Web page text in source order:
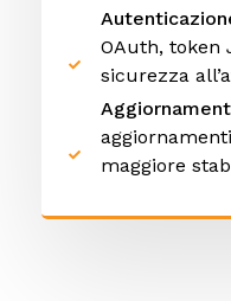
OAuth, token
sicurezza
maggiore